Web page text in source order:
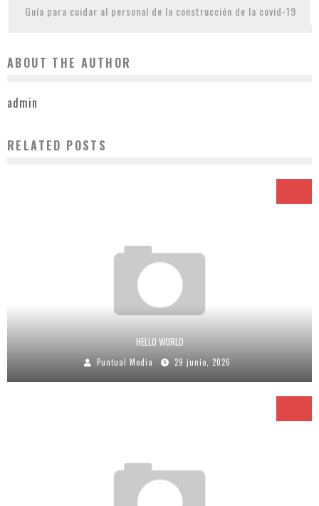
Guía para cuidar al personal de la construcción de la covid-19
ABOUT THE AUTHOR
admin
RELATED POSTS
HELLO WORLD
Puntual Media 29 junio, 2026